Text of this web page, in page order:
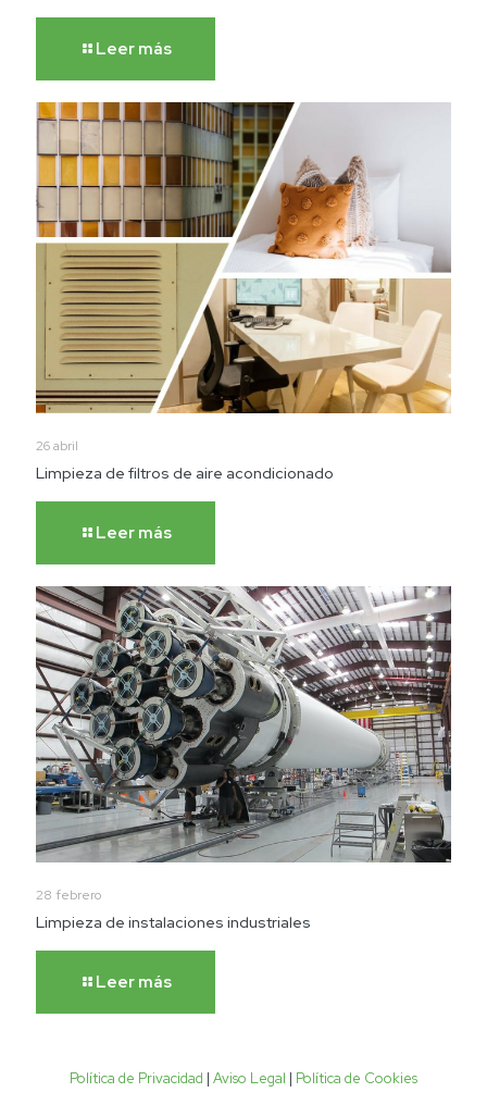
Leer más
26 abril
Limpieza de filtros de aire acondicionado
Leer más
28 febrero
Limpieza de instalaciones industriales
Leer más
Política de Privacidad | Aviso Legal | Política de Cookies